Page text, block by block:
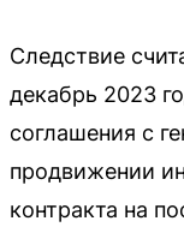
Следствие
декабрь 2023
соглашения с
продвижении
контракта на